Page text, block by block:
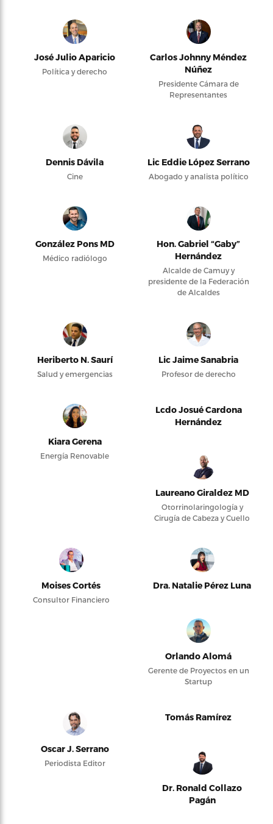
José Julio Aparicio
Política y derecho
Carlos Johnny Méndez
Núñez
Presidente Cámara de
Representantes
Dennis Dávila
Cine
Lic Eddie López Serrano
Abogado y analista político
González Pons MD
Médico radiólogo
Hon. Gabriel “Gaby”
Hernández
Alcalde de Camuy y
presidente de la Federación
de Alcaldes
Heriberto N. Saurí
Salud y emergencias
Lic Jaime Sanabria
Profesor de derecho
Kiara Gerena
Energía Renovable
Lcdo Josué Cardona
Hernández
Laureano Giraldez MD
Otorrinolaringología y
Cirugía de Cabeza y Cuello
Moises Cortés
Consultor Financiero
Dra. Natalie Pérez Luna
Orlando Alomá
Gerente de Proyectos en un
Startup
Oscar J. Serrano
Periodista Editor
Tomás Ramírez
Dr. Ronald Collazo
Pagán